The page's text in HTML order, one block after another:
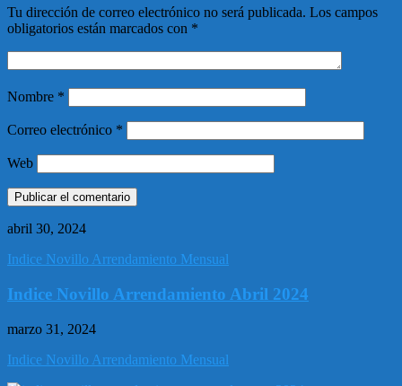
Tu dirección de correo electrónico no será publicada. Los campos
obligatorios están marcados con *
Nombre *
Correo electrónico *
Web
abril 30, 2024
Indice Novillo Arrendamiento Mensual
Indice Novillo Arrendamiento Abril 2024
marzo 31, 2024
Indice Novillo Arrendamiento Mensual